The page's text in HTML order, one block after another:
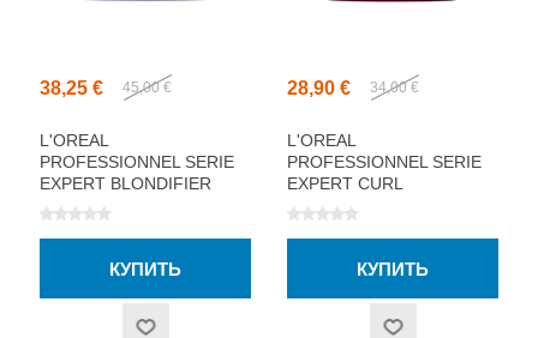
38,25 € 45,00 €
L'OREAL
PROFESSIONNEL SERIE
EXPERT BLONDIFIER
МАСКА ДЛЯ ВОЛОС
28,90 € 34,00 €
L'OREAL
PROFESSIONNEL SERIE
EXPERT CURL
EXPRESSION МАСКА ДЛЯ